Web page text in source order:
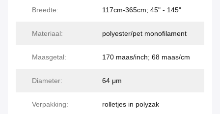
Breedte: 117cm-365cm; 45" - 145"
Materiaal: polyester/pet monofilament
Maasgetal: 170 maas/inch; 68 maas/cm
Diameter: 64 μm
Verpakking: rolletjes in polyzak